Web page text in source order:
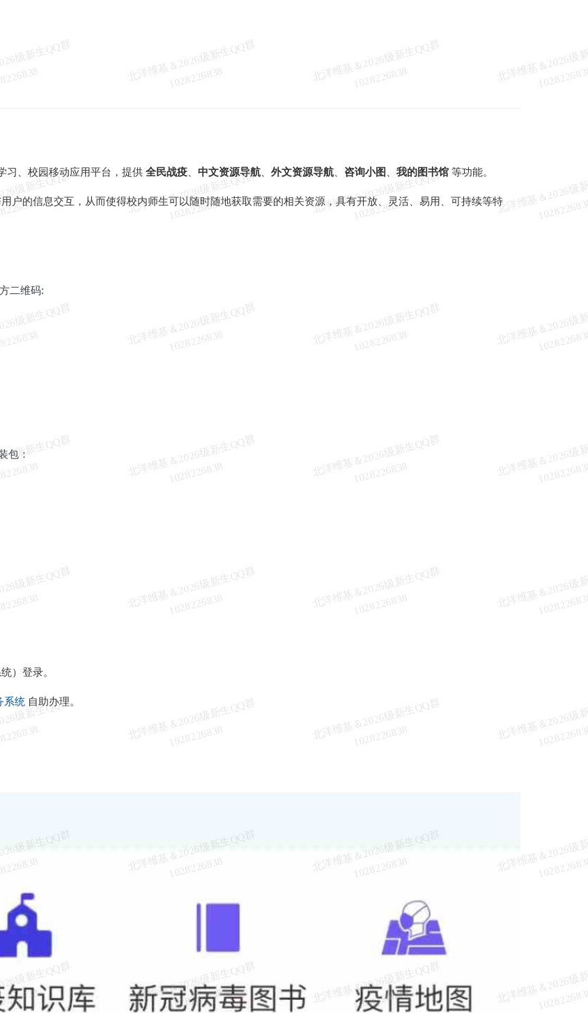
习、校园移动应用平台，提供 全民战疫 中文资源导航 外文资源导航 咨询小图 我的图书馆 等功能。
户的信息交互，从而使得校内师生可以随时随地获取需要的相关资源，具有开放、灵活、易用、可持续等特
二维码:
包：
）登录。
系统 自助办理。
北
洋
维
基
＆
2
0
2
6
级
新
生
Q
Q
群
1
0
2
8
2
2
6
8
3
8 北
洋
维
基
＆
2
0
2
6
级
新
生
Q
Q
群
1
0
2
8
2
2
6
8
3
8
北
洋
维
基
＆
2
0
2
6
级
新
生
Q
Q
群
1
0
2
8
2
2
6
8
3
8 北
洋
维
基
＆
2
0
2
6
级
新
生
Q
Q
群
1
0
2
8
2
2
6
8
3
8
北
洋
维
基
＆
2
0
2
6
级
新
生
Q
Q
群
1
0
2
8
2
2
6
8
3
8 北
洋
维
基
＆
2
0
2
6
级
新
生
Q
Q
群
1
0
2
8
2
2
6
8
3
8
北
洋
维
基
＆
2
0
2
6
级
新
生
Q
Q
群
1
0
2
8
2
2
6
8
3
8 北
洋
维
基
＆
2
0
2
6
级
新
生
Q
Q
群
1
0
2
8
2
2
6
8
3
8
北
洋
维
基
＆
2
0
2
6
级
新
生
Q
Q
群
1
0
2
8
2
2
6
8
3
8 北
洋
维
基
＆
2
0
2
6
级
新
生
Q
Q
群
1
0
2
8
2
2
6
8
3
8
北
洋
维
基
＆
2
0
2
6
级
新
生
Q
Q
群
1
0
2
8
2
2
6
8
3
8 北
洋
维
基
＆
2
0
2
6
级
新
生
Q
Q
群
1
0
2
8
2
2
6
8
3
8
北
洋
维
基
＆
2
0
2
6
级
新
生
Q
Q
群
1
0
2
8
2
2
6
8
3
8 北
洋
维
基
＆
2
0
2
6
级
新
生
Q
Q
群
1
0
2
8
2
2
6
8
3
8
北
洋
维
基
＆
2
0
2
6
级
新
生
Q
Q
群
1
0
2
8
2
2
6
8
3
8 北
洋
维
基
＆
2
0
2
6
级
新
生
Q
Q
群
1
0
2
8
2
2
6
8
3
8